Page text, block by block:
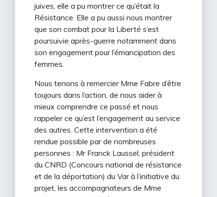
juives, elle a pu montrer ce qu’était la
Résistance. Elle a pu aussi nous montrer
que son combat pour la Liberté s’est
poursuivie après-guerre notamment dans
son engagement pour l’émancipation des
femmes.
Nous tenons à remercier Mme Fabre d’être
toujours dans l’action, de nous aider à
mieux comprendre ce passé et nous
rappeler ce qu’est l’engagement au service
des autres. Cette intervention a été
rendue possible par de nombreuses
personnes : Mr Franck Laussel, président
du CNRD (Concours national de résistance
et de la déportation) du Var à l’initiative du
projet, les accompagnateurs de Mme